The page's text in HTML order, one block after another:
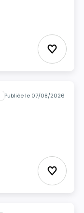
Ajouter
Publiée le 07/08/2026
Ajouter